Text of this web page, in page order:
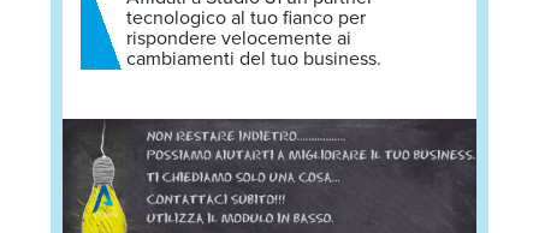
tecnologico al tuo fianco per
rispondere velocemente ai
cambiamenti del tuo business.